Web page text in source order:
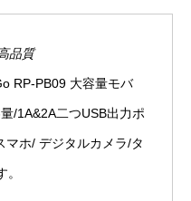
品質
RP-PB09 大容量モバ
/1A&2A二つUSB出力ポ
マホ/ デジタルカメラ/タ